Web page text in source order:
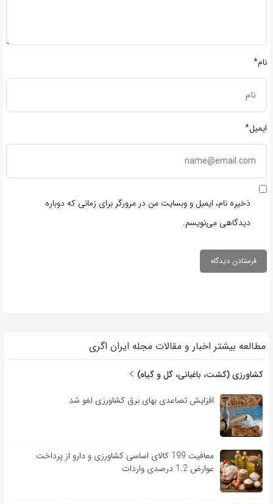
نام*
ایمیل*
ذخیره نام، ایمیل و وبسایت من در مرورگر برای زمانی که دوباره
دیدگاهی می‌نویسم.
مطالعه بیشتر اخبار و مقالات مجله ایران اگری
کشاورزی (کشت، باغبانی، گل و گیاه)
افزایش تصاعدی بهای برق کشاورزی لغو شد
معافیت 199 کالای اساسی کشاورزی و دارو از پرداخت
عوارض 1.2 درصدی واردات